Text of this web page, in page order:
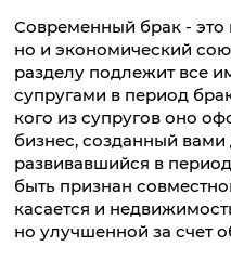
Современный брак -
но и экономический
разделу подлежит все
супругами в период
кого из супругов оно
бизнес, созданный вами
развивавшийся в
быть признан
касается и
но улучшенной за счет